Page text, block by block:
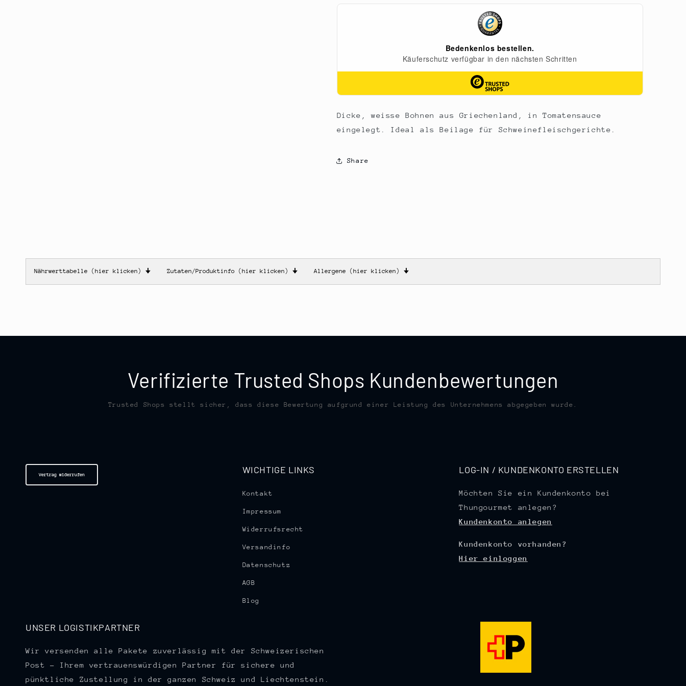
Dicke, weisse Bohnen aus Griechenland, in Tomatensauce
eingelegt. Ideal als Beilage für Schweinefleischgerichte.
Share
Nährwerttabelle (hier klicken) 🠋 Zutaten/Produktinfo (hier klicken) 🠋 Allergene (hier klicken) 🠋
Verifizierte Trusted Shops Kundenbewertungen
Trusted Shops stellt sicher, dass diese Bewertung aufgrund einer Leistung des Unternehmens abgegeben wurde.
Vertrag widerrufen WICHTIGE LINKS
Kontakt
Impressum
Widerrufsrecht
Versandinfo
Datenschutz
AGB
Blog
LOG-IN / KUNDENKONTO ERSTELLEN
Möchten Sie ein Kundenkonto bei
Thungourmet anlegen?
Kundenkonto anlegen
Kundenkonto vorhanden?
Hier einloggen
UNSER LOGISTIKPARTNER
Wir versenden alle Pakete zuverlässig mit der Schweizerischen
Post – Ihrem vertrauenswürdigen Partner für sichere und
pünktliche Zustellung in der ganzen Schweiz und Liechtenstein.